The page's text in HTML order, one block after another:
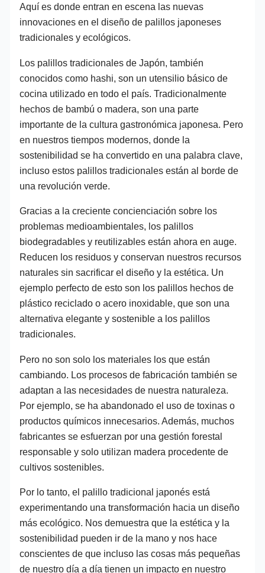
Aquí es donde entran en escena las nuevas
innovaciones en el diseño de palillos japoneses
tradicionales y ecológicos.
Los palillos tradicionales de Japón, también
conocidos como hashi, son un utensilio básico de
cocina utilizado en todo el país. Tradicionalmente
hechos de bambú o madera, son una parte
importante de la cultura gastronómica japonesa. Pero
en nuestros tiempos modernos, donde la
sostenibilidad se ha convertido en una palabra clave,
incluso estos palillos tradicionales están al borde de
una revolución verde.
Gracias a la creciente concienciación sobre los
problemas medioambientales, los palillos
biodegradables y reutilizables están ahora en auge.
Reducen los residuos y conservan nuestros recursos
naturales sin sacrificar el diseño y la estética. Un
ejemplo perfecto de esto son los palillos hechos de
plástico reciclado o acero inoxidable, que son una
alternativa elegante y sostenible a los palillos
tradicionales.
Pero no son solo los materiales los que están
cambiando. Los procesos de fabricación también se
adaptan a las necesidades de nuestra naturaleza.
Por ejemplo, se ha abandonado el uso de toxinas o
productos químicos innecesarios. Además, muchos
fabricantes se esfuerzan por una gestión forestal
responsable y solo utilizan madera procedente de
cultivos sostenibles.
Por lo tanto, el palillo tradicional japonés está
experimentando una transformación hacia un diseño
más ecológico. Nos demuestra que la estética y la
sostenibilidad pueden ir de la mano y nos hace
conscientes de que incluso las cosas más pequeñas
de nuestro día a día tienen un impacto en nuestro